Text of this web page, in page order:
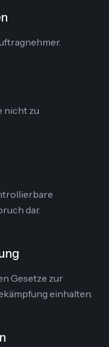
nicht zu
dar.
Gesetze zur
einhalten.